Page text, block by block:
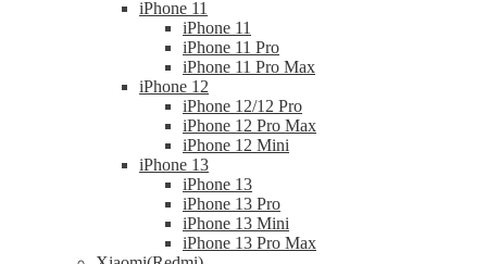
iPhone 11
iPhone 11
iPhone 11 Pro
iPhone 11 Pro Max
iPhone 12
iPhone 12/12 Pro
iPhone 12 Pro Max
iPhone 12 Mini
iPhone 13
iPhone 13
iPhone 13 Pro
iPhone 13 Mini
iPhone 13 Pro Max